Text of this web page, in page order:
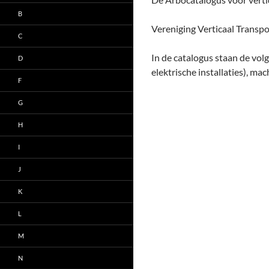
Vereniging Verticaal
In de catalogus staan de
elektrische installaties),
B
C
D
F
G
H
I
J
K
L
M
N